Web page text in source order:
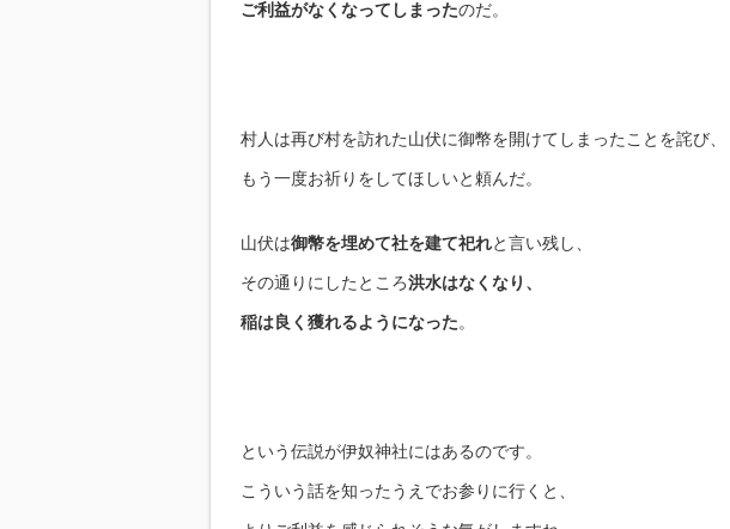
ご利益がなくなってしまったのだ。
村人は再び村を訪れた山伏に御幣を開けてしまったことを詫び、
もう一度お祈りをしてほしいと頼んだ。
山伏は御幣を埋めて社を建て祀れと言い残し、
その通りにしたところ洪水はなくなり、
稲は良く獲れるようになった。
という伝説が伊奴神社にはあるのです。
こういう話を知ったうえでお参りに行くと、